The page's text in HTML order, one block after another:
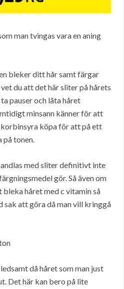
man tvingas vara en aning
bleker ditt hår samt färgar
du att det här sliter på hårets
pauser och låta håret
minsann känner för att
köpa för att på ett
tonen.
med sliter definitivt inte
gör. Så även om
håret med c vitamin så
sak att göra då man vill kringgå
då håret som man just
Det här kan bero på lite